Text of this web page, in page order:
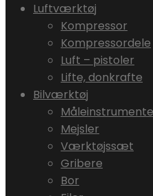
Luftværktøj
Kompressor
Kompressordele
Luft – pistoler
Lifte, donkrafte
Bilværktøj
Mejsler
Værktøjssæt
Gribere
Bor